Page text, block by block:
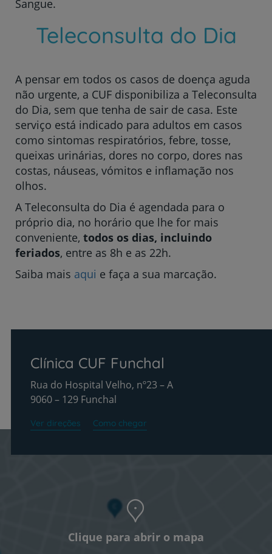
Sangue.
Teleconsulta do Dia
A pensar em todos os casos de doença aguda
não urgente, a CUF disponibiliza a Teleconsulta
do Dia, sem que tenha de sair de casa. Este
serviço está indicado para adultos em casos
como sintomas respiratórios, febre, tosse,
queixas urinárias, dores no corpo, dores nas
costas, náuseas, vómitos e inflamação nos
olhos.
A Teleconsulta do Dia é agendada para o
próprio dia, no horário que lhe for mais
conveniente, todos os dias, incluindo
feriados, entre as 8h e as 22h.
Saiba mais aqui e faça a sua marcação.
Clínica CUF Funchal
Rua do Hospital Velho, nº23 – A
9060 – 129 Funchal
Ver direções Como chegar
Clique para abrir o mapa